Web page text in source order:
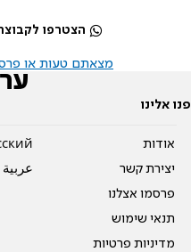
הצטרפו
מצאתם טעות או
פנו אלינו
אודות
יצירת קשר
פרסמו אצלנו
תנאי שימוש
מדיניות פרטיות
عربية